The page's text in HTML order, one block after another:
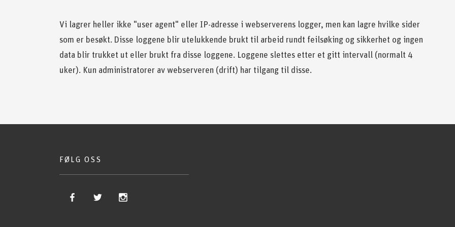
Vi lagrer heller ikke "user agent" eller IP-adresse i webserverens logger, men kan lagre hvilke sider
som er besøkt. Disse loggene blir utelukkende brukt til arbeid rundt feilsøking og sikkerhet og ingen
data blir trukket ut eller brukt fra disse loggene. Loggene slettes etter et gitt intervall (normalt 4
uker). Kun administratorer av webserveren (drift) har tilgang til disse.
FØLG OSS
Gå til Facebook
Gå til TwitterGå til Instagram